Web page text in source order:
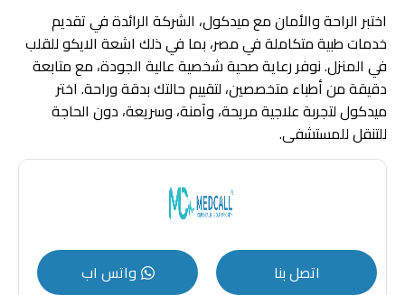
اختبر الراحة والأمان مع ميدكول، الشركة الرائدة في تقديم
خدمات طبية متكاملة في مصر، بما في ذلك اشعة الايكو للقلب
في المنزل. نوفر رعاية صحية شخصية عالية الجودة، مع متابعة
دقيقة من أطباء متخصصين، لتقييم حالتك بدقة وراحة. اختر
ميدكول لتجربة علاجية مريحة، وآمنة، وسريعة، دون الحاجة
للتنقل للمستشفى.
اتصل بنا واتس اب